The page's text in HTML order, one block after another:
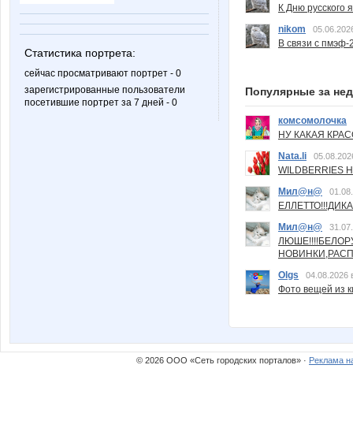
Статистика портрета:
сейчас просматривают портрет - 0
зарегистрированные пользователи
посетившие портрет за 7 дней - 0
К Дню русского
nikom
В связи с пмэф-
Популярные за
комсомолочка
НУ КАКАЯ
Nata.li
Мил@н@
Мил@н@
Olgs
04.08.2026
Фото вещей из
© 2026 ООО «Сеть городских порталов» · Реклама